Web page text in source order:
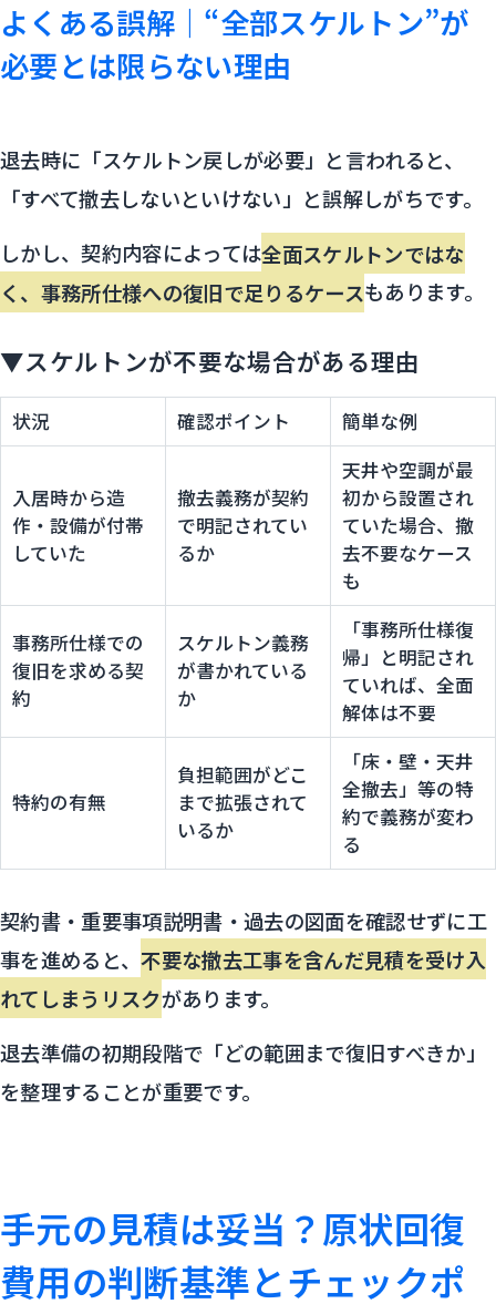
よくある誤解｜“全部スケルトン”が
必要とは限らない理由
退去時に「スケルトン戻しが必要」と言われると、
「すべて撤去しないといけない」と誤解しがちです。
しかし、契約内容によっては全面スケルトンではな
く、事務所仕様への復旧で足りるケースもあります。
▼スケルトンが不要な場合がある理由
状況 確認ポイント 簡単な例
入居時から造
作・設備が付帯
していた
撤去義務が契約
で明記されてい
るか
天井や空調が最
初から設置され
ていた場合、撤
去不要なケース
も
事務所仕様での
復旧を求める契
約
スケルトン義務
が書かれている
か
「事務所仕様復
帰」と明記され
ていれば、全面
解体は不要
特約の有無
負担範囲がどこ
まで拡張されて
いるか
「床・壁・天井
全撤去」等の特
約で義務が変わ
る
契約書・重要事項説明書・過去の図面を確認せずに工
事を進めると、不要な撤去工事を含んだ見積を受け入
れてしまうリスクがあります。
退去準備の初期段階で「どの範囲まで復旧すべきか」
を整理することが重要です。
手元の見積は妥当？原状回復
費用の判断基準とチェックポ